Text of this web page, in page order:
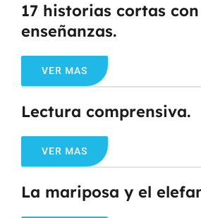
17 historias cortas
enseñanzas.
VER MAS
Lectura comprensiva.
VER MAS
La mariposa y el